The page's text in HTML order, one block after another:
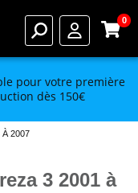
0
pour votre première
dès 150€
À 2007
3 2001 à